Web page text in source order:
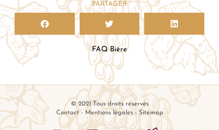
PARTAGER
FAQ Bière
© 2021 Tous droits réservés
Contact- Mentions légales-Sitemap